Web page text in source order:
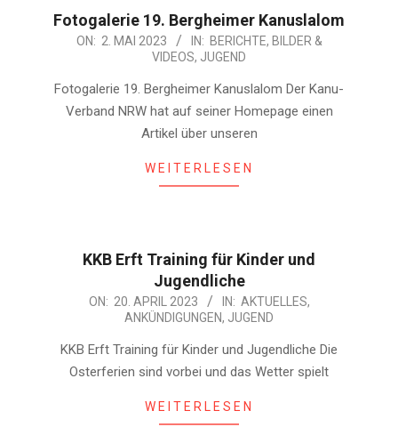
Fotogalerie 19. Bergheimer Kanuslalom
2023-
02
ON: 2. MAI 2023 IN: BERICHTE, BILDER &
VIDEOS, JUGEND
Fotogalerie 19. Bergheimer Kanuslalom Der Kanu-
Verband NRW hat auf seiner Homepage einen
Artikel über unseren
WEITERLESEN
KKB Erft Training für Kinder und
Jugendliche
20
ON: 20. APRIL 2023 IN: AKTUELLES,
ANKÜNDIGUNGEN, JUGEND
KKB Erft Training für Kinder und Jugendliche Die
Osterferien sind vorbei und das Wetter spielt
WEITERLESEN